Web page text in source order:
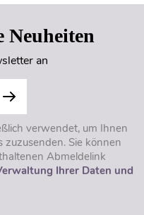
Neuheiten
an
verwendet, um Ihnen
zuzusenden. Sie können
Abmeldelink
Ihrer Daten und